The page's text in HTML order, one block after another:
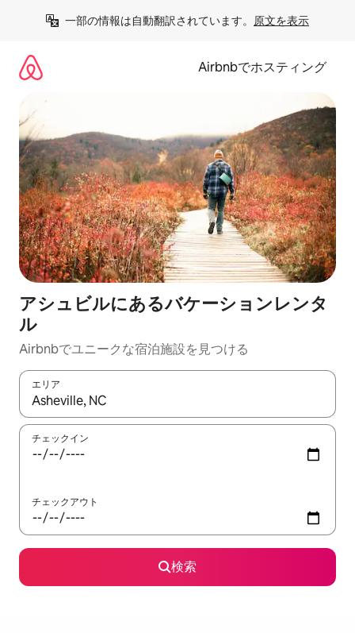
一部の情報は自動翻訳されています。 原文を表示
Airbnbでホスティング
アシュビルにあるバケーションレンタ
ル
Airbnbでユニークな宿泊施設を見つける
エリア
検索結果が表示されたら、上下の矢印キーを使って移動するか
チェックイン
チェックアウト
検索